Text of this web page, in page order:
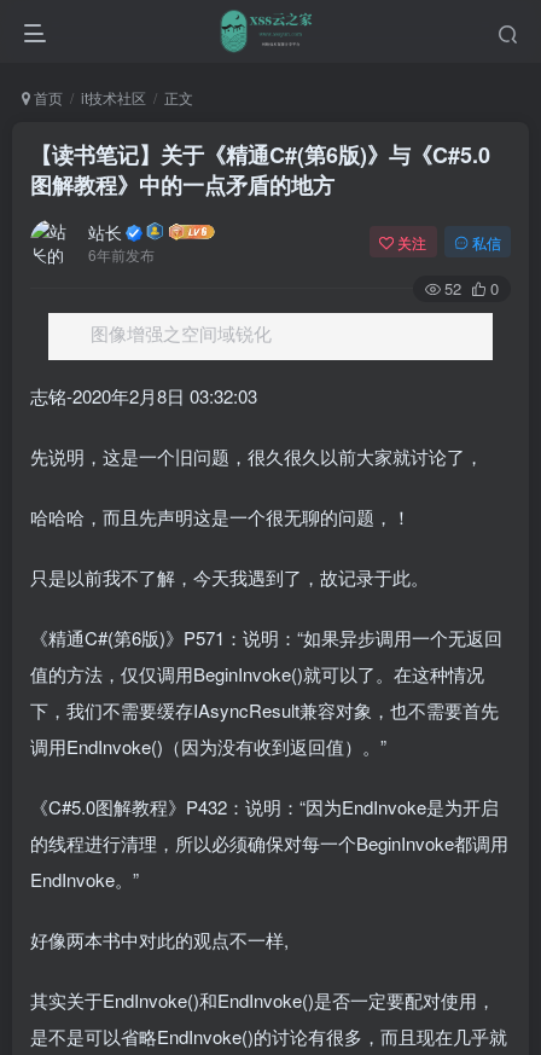
首页 it技术社区 正文
【读书笔记】关于《精通C#(第6版)》与《C#5.0
图解教程》中的一点矛盾的地方
站长
6年前发布
关注 私信
52 0
图像增强之空间域锐化
志铭-2020年2月8日 03:32:03
先说明，这是一个旧问题，很久很久以前大家就讨论了，
哈哈哈，而且先声明这是一个很无聊的问题，！
只是以前我不了解，今天我遇到了，故记录于此。
《精通C#(第6版)》P571：说明：“如果异步调用一个无返回
值的方法，仅仅调用BeginInvoke()就可以了。在这种情况
下，我们不需要缓存IAsyncResult兼容对象，也不需要首先
调用EndInvoke()（因为没有收到返回值）。”
《C#5.0图解教程》P432：说明：“因为EndInvoke是为开启
的线程进行清理，所以必须确保对每一个BeginInvoke都调用
EndInvoke。”
好像两本书中对此的观点不一样,
其实关于EndInvoke()和EndInvoke()是否一定要配对使用，
是不是可以省略EndInvoke()的讨论有很多，而且现在几乎就